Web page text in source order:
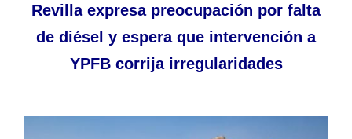
Revilla expresa preocupación por falta
de diésel y espera que intervención a
YPFB corrija irregularidades